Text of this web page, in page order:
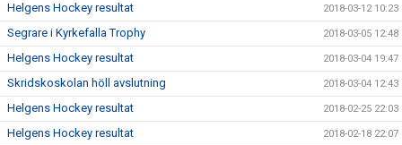
Helgens Hockey resultat 2018-03-12 10:23
Segrare i Kyrkefalla Trophy 2018-03-05 12:48
Helgens Hockey resultat 2018-03-04 19:47
Skridskoskolan höll avslutning 2018-03-04 12:43
Helgens Hockey resultat 2018-02-25 22:03
Helgens Hockey resultat 2018-02-18 22:07